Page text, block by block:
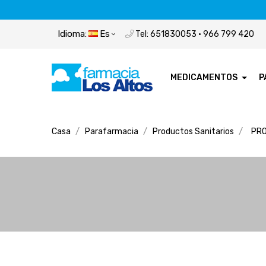
Idioma: Es Tel: 651830053 · 966 799 420
MEDICAMENTOS
Casa Parafarmacia Productos Sanitarios